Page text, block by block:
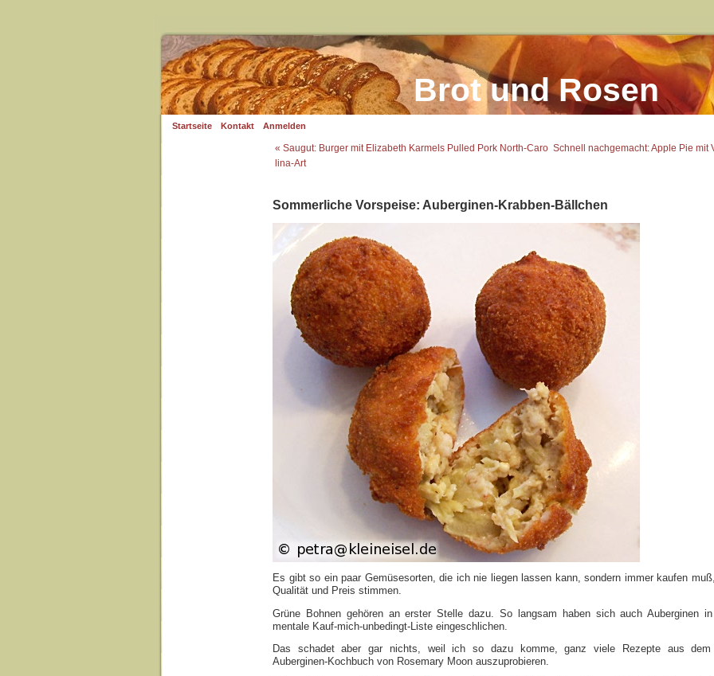
Brot und Rosen
Startseite Kontakt Anmelden
« Saugut: Burger mit Elizabeth Karmels Pulled Pork North-Caro
lina-Art
Schnell nachgemacht: Apple Pie mit
Sommerliche Vorspeise: Auberginen-Krabben-Bällchen
Es gibt so ein paar Gemüsesorten, die ich nie liegen lassen kann, sondern immer kaufen
Qualität und Preis stimmen.
Grüne Bohnen gehören an erster Stelle dazu. So langsam haben sich auch Auberginen
mentale Kauf-mich-unbedingt-Liste eingeschlichen.
Das schadet aber gar nichts, weil ich so dazu komme, ganz viele Rezepte aus dem
Auberginen-Kochbuch von Rosemary Moon auszuprobieren.